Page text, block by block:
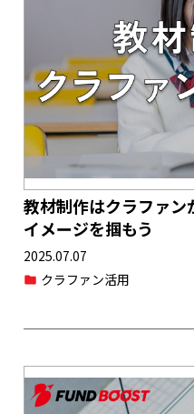
教材制作はクラファ
イメージを掴もう
2025.07.07
クラファン活用